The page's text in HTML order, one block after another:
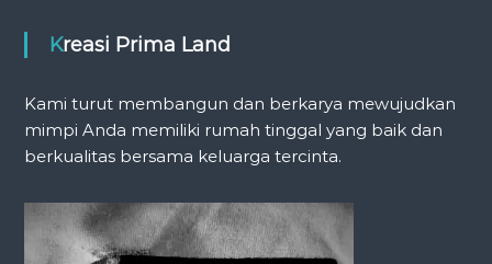
n
a
v
g
Kreasi Prima Land
Kami turut membangun dan berkarya mewujudkan
mimpi Anda memiliki rumah tinggal yang baik dan
berkualitas bersama keluarga tercinta.